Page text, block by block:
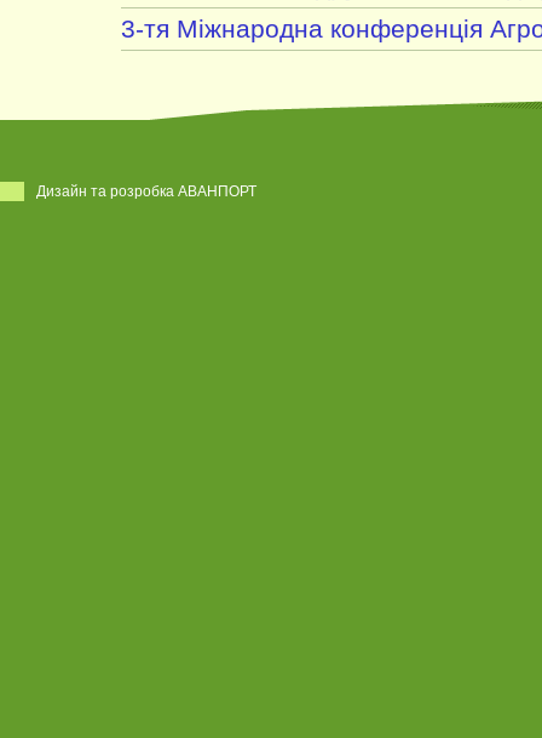
3-тя Міжнародна конференція
Дизайн та розробка АВАНПОРТ